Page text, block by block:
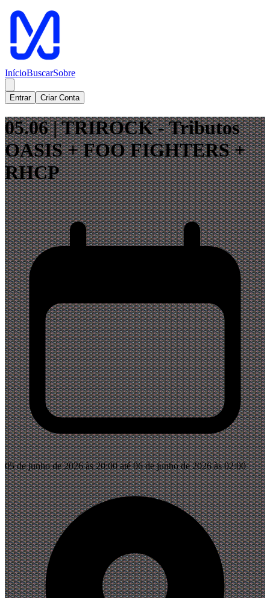
InícioBuscarSobre
Entrar Criar Conta
05.06 | TRIROCK - Tributos
OASIS + FOO FIGHTERS +
RHCP
05 de junho de 2026 às 20:00 até 06 de junho de 2026 às 02:00